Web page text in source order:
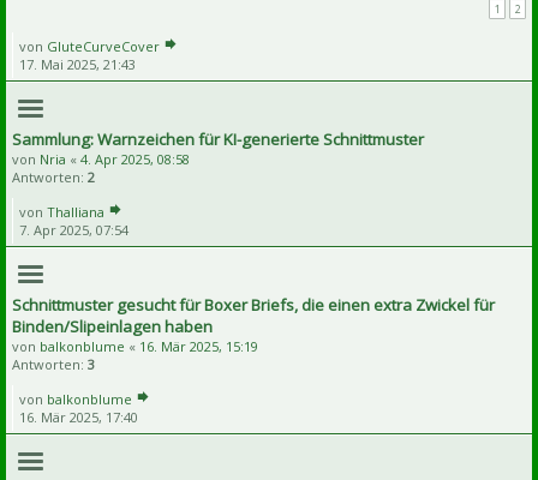
1 2
von GluteCurveCover
17. Mai 2025, 21:43
Sammlung: Warnzeichen für KI-generierte Schnittmuster
von Nria « 4. Apr 2025, 08:58
Antworten: 2
von Thalliana
7. Apr 2025, 07:54
Schnittmuster gesucht für Boxer Briefs, die einen extra Zwickel für
Binden/Slipeinlagen haben
von balkonblume « 16. Mär 2025, 15:19
Antworten: 3
von balkonblume
16. Mär 2025, 17:40